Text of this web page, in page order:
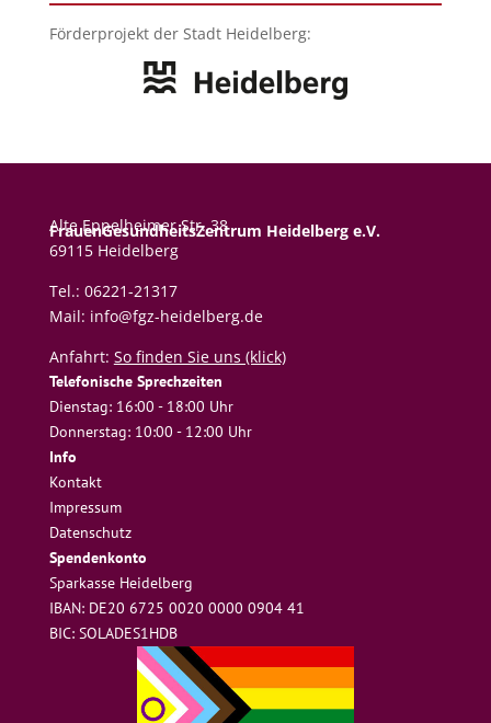
Förderprojekt der Stadt Heidelberg:
FrauenGesundheitsZentrum Heidelberg e.V.
Alte Eppelheimer Str. 38
69115 Heidelberg
Tel.: 06221-21317
Mail: info@fgz-heidelberg.de
Anfahrt: So finden Sie uns (klick)
Telefonische Sprechzeiten
Dienstag: 16:00 - 18:00 Uhr
Donnerstag: 10:00 - 12:00 Uhr
Info
Kontakt
Impressum
Datenschutz
Spendenkonto
Sparkasse Heidelberg
IBAN: DE20 6725 0020 0000 0904 41
BIC: SOLADES1HDB